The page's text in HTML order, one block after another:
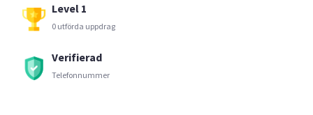
Level 1
0 utförda uppdrag
Verifierad
Telefonnummer